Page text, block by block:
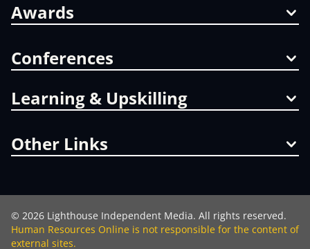
Awards
Conferences
Learning & Upskilling
Other Links
© 2026 Lighthouse Independent Media. All rights reserved.
Human Resources Online is not responsible for the content of
external sites.